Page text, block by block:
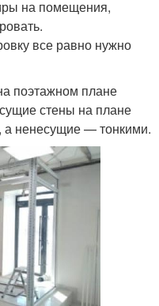
на помещения,
все равно нужно
поэтажном плане
стены на плане
а ненесущие — тонкими.